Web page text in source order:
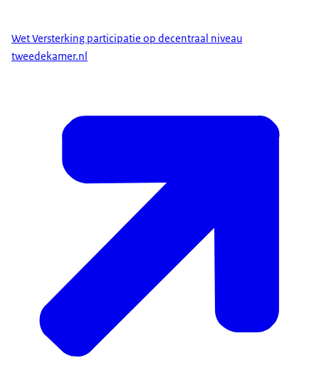
Wet Versterking participatie op decentraal niveau
tweedekamer.nl